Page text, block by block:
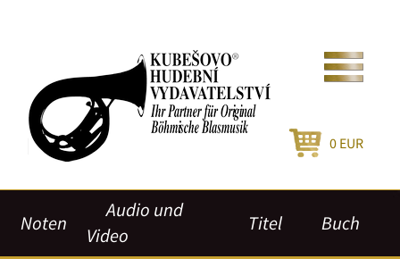
0 EUR
Noten
Audio und
Video
Titel Buch